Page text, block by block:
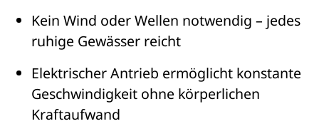
Kein Wind oder Wellen notwendig – jedes
ruhige Gewässer reicht
Elektrischer Antrieb ermöglicht konstante
Geschwindigkeit ohne körperlichen
Kraftaufwand